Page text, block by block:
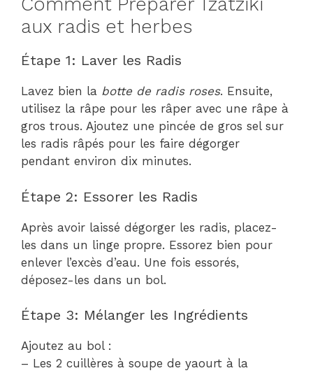
aux radis et herbes
Étape 1: Laver les Radis
Lavez bien la botte de radis roses. Ensuite,
utilisez la râpe pour les râper avec une râpe à
gros trous. Ajoutez une pincée de gros sel sur
les radis râpés pour les faire dégorger
pendant environ dix minutes.
Étape 2: Essorer les Radis
Après avoir laissé dégorger les radis, placez-
les dans un linge propre. Essorez bien pour
enlever l’excès d’eau. Une fois essorés,
déposez-les dans un bol.
Étape 3: Mélanger les Ingrédients
Ajoutez au bol :
– Les 2 cuillères à soupe de yaourt à la